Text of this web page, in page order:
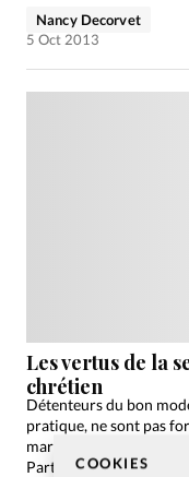
COOKIES
Nancy Decorvet
5 Oct 2013
Les vertus de la
chrétien
Détenteurs du bon
pratique, ne sont pas
mariage. Nancy
Parti pris. Découvrez